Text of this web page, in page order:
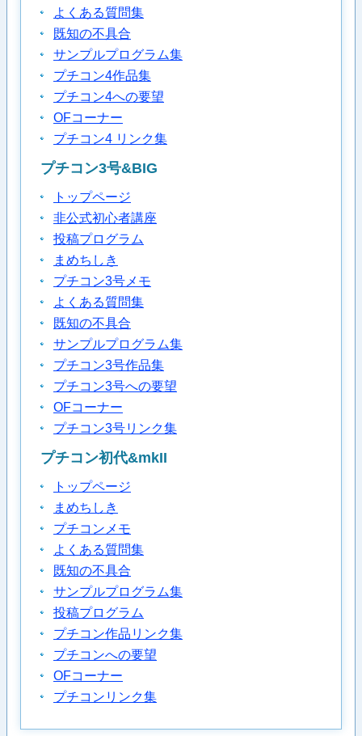
よくある質問集
既知の不具合
サンプルプログラム集
プチコン4作品集
プチコン4への要望
OFコーナー
プチコン4 リンク集
プチコン3号&BIG
トップページ
非公式初心者講座
投稿プログラム
まめちしき
プチコン3号メモ
よくある質問集
既知の不具合
サンプルプログラム集
プチコン3号作品集
プチコン3号への要望
OFコーナー
プチコン3号リンク集
プチコン初代&mkII
トップページ
まめちしき
プチコンメモ
よくある質問集
既知の不具合
サンプルプログラム集
投稿プログラム
プチコン作品リンク集
プチコンへの要望
OFコーナー
プチコンリンク集